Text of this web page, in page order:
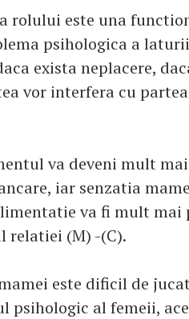
rolului este una
psihologica a
exista neplacere,
vor interfera cu
va deveni mult
iar senzatia
va fi mult mai
relatiei (M) -(C).
este dificil de
psihologic al femeii,